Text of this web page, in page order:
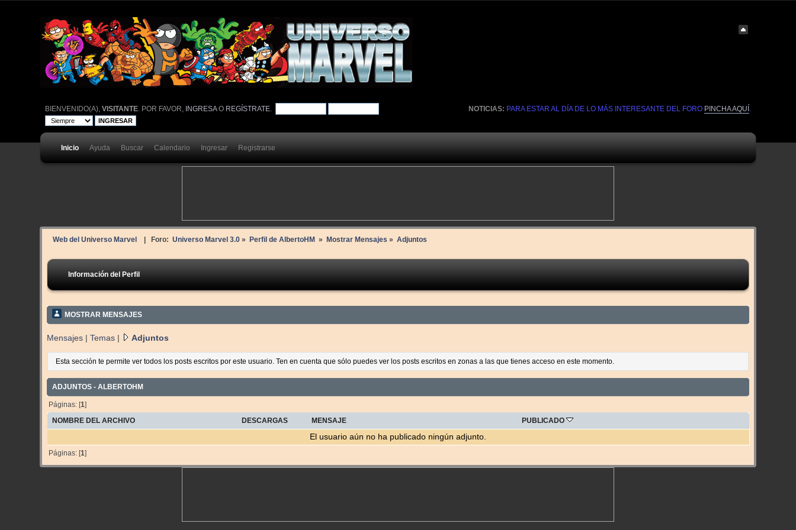
NOTICIAS: PARA ESTAR AL DÍA DE LO MÁS INTERESANTE DEL FORO PINCHA AQUÍ
BIENVENIDO(A), VISITANTE. POR FAVOR, INGRESAO REGÍSTRATE.
Inicio Ayuda Buscar Calendario Ingresar Registrarse
Web del Universo Marvel | Foro: Universo Marvel 3.0» Perfil de AlbertoHM » Mostrar Mensajes » Adjuntos
Información del Perfil
MOSTRAR MENSAJES
Mensajes |Temas | Adjuntos
Esta sección te permite ver todos los posts escritos por este usuario. Ten en cuenta que sólo puedes ver los posts escritos en zonas a las que tienes acceso en este momento.
ADJUNTOS - ALBERTOHM
Páginas: [1]
NOMBRE DEL ARCHIVO DESCARGAS MENSAJE PUBLICADO
El usuario aún no ha publicado ningún adjunto.
Páginas: [1]